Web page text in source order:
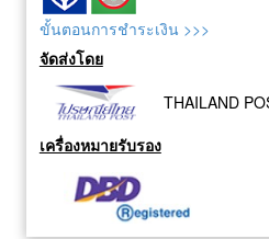
ขั้นตอนการชำระเงิน >>>
จัดส่งโดย
THAILAND
เครื่องหมายรับรอง